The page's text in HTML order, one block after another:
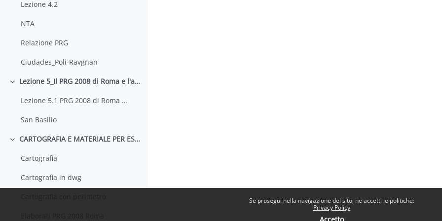
Se prosegui nella navigazione del sito, ne accetti le politiche:
Privacy Policy
Lezione 4.2
NTA
Relazione PRG
Ciudades_Poli-Ravgnan
Minimizza Lezione 5_Il PRG 2008 di Roma e l'abitare. San Basilio
Lezione 5.1 PRG 2008 di Roma e l'abitare
San Basilio
Minimizza CARTOGRAFIA E MATERIALE PER ESERCITAZIONE
Cartografia
Cartografia in dwg